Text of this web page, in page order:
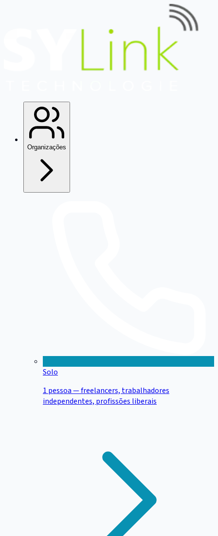
Organizações
Solo
1 pessoa — freelancers, trabalhadores
independentes, profissões liberais